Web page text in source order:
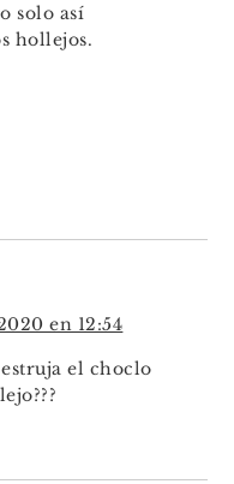
solo así
hollejos.
en 12:54
el choclo